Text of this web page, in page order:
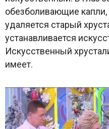
обезболивающие
удаляется старый
устанавливается
Искусственный
имеет.